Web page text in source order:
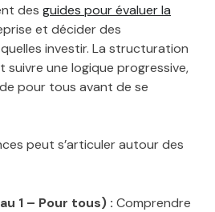
des guides pour évaluer la
et décider des
investir. La structuration
une logique progressive,
pour tous avant de se
peut s’articuler autour des
1 – Pour tous) : Comprendre